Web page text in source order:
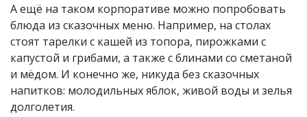
А ещё на таком корпоративе можно попробовать
блюда из сказочных меню. Например, на столах
стоят тарелки с кашей из топора, пирожками с
капустой и грибами, а также с блинами со сметаной
и мёдом. И конечно же, никуда без сказочных
напитков: молодильных яблок, живой воды и зелья
долголетия.